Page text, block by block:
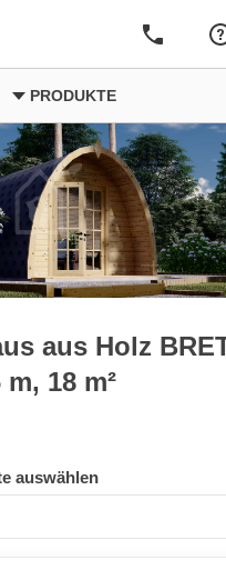
PRODUKTE
aus Holz
18 m²
auswählen